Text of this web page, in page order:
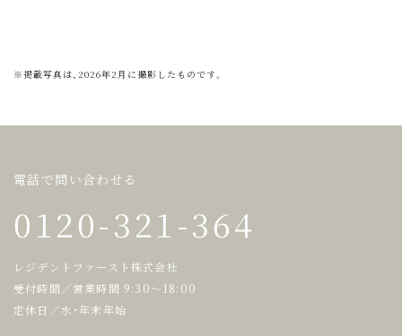
※掲載写真は、2026年2月に撮影したものです。
電話で問い合わせる
0120-321-364
レジデントファースト株式会社
受付時間／営業時間 9:30～18:00
定休日／水・年末年始